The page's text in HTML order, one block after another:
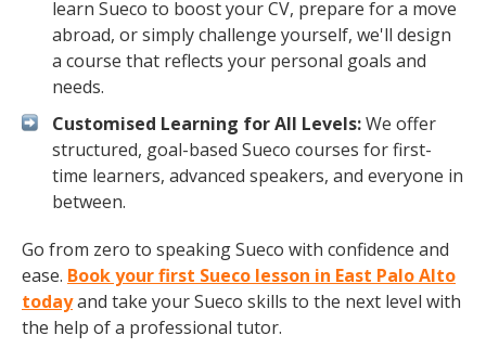
learn Sueco to boost your CV, prepare for a move
abroad, or simply challenge yourself, we'll design
a course that reflects your personal goals and
needs.
Customised Learning for All Levels:We offer
structured, goal-based Sueco courses for first-
time learners, advanced speakers, and everyone in
between.
Go from zero to speaking Sueco with confidence and
ease. Book your first Sueco lesson in East Palo Alto
todayand take your Sueco skills to the next level with
the help of a professional tutor.